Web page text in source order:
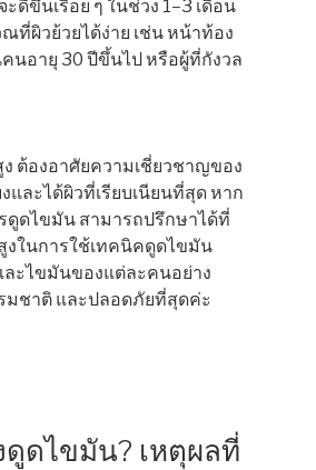
ขึ้นเรื่อย ๆ ในช่วง 1–3 เดือน
ที่ผิวย้วยได้ง่าย เช่น หน้าท้อง
นอายุ 30 ปีขึ้นไป หรือผู้ที่กังวล
ต้องอาศัยความเชี่ยวชาญของ
และได้ผิวที่เรียบเนียนที่สุด หาก
ดไขมัน สามารถปรึกษาได้ที่
นการใช้เทคนิคดูดไขมัน
ละไขมันของแต่ละคนอย่าง
มชาติ และปลอดภัยที่สุดค่ะ
ดูดไขมัน? เหตุผลที่